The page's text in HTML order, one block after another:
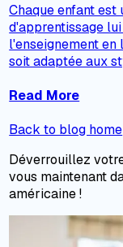
Chaque enfant est
d'apprentissage
l'enseignement
soit adaptée aux
Read More
Back to blog home
Déverrouillez
vous maintenant
américaine !